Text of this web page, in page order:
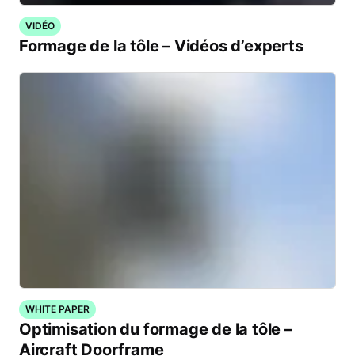
VIDÉO
Formage de la tôle – Vidéos d’experts
WHITE PAPER
Optimisation du formage de la tôle –
Aircraft Doorframe